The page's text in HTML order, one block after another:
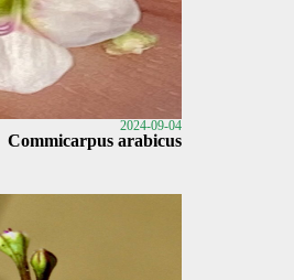
2024-09-04
Commicarpus arabicus